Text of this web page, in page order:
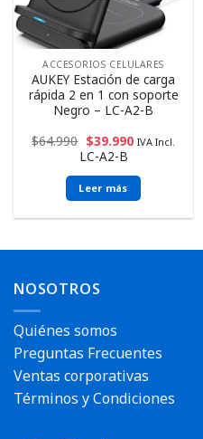
ACCESORIOS CELULARES
AUKEY Estación de carga
rápida 2 en 1 con soporte
Negro – LC-A2-B
$64.990 $39.990 IVA Incl.
LC-A2-B
Leer más
NOSOTROS
Quiénes somos
Preguntas Frecuentes
Ventas corporativas
Términos y Condiciones